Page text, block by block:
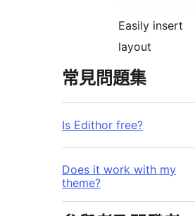
Easily insert
layout
常見問題集
Is Edithor free?
Does it work with my
theme?